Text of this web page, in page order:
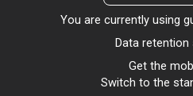
You are currently using
Data retention
Get the
Switch to the